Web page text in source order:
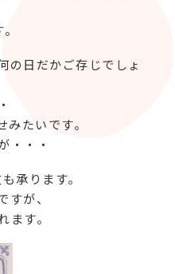
の日だかご存じでしょ
たいです。
・・・
承ります。
が、
ます。